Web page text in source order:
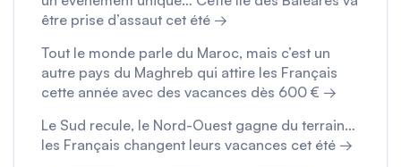
être prise d’assaut cet été →
Tout le monde parle du Maroc, mais c’est un
autre pays du Maghreb qui attire les Français
cette année avec des vacances dès 600 € →
Le Sud recule, le Nord-Ouest gagne du terrain…
les Français changent leurs vacances cet été →